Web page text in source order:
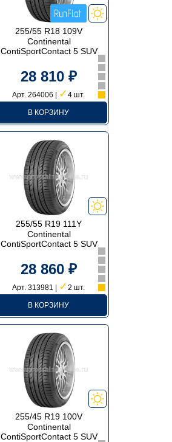
255/55 R18 109V
Continental
ContiSportContact 5 SUV
28 810 ₽
Арт. 264006 | ✓4 шт.
В КОРЗИНУ
255/55 R19 111Y
Continental
ContiSportContact 5 SUV
28 860 ₽
Арт. 313981 | ✓2 шт.
В КОРЗИНУ
255/45 R19 100V
Continental
ContiSportContact 5 SUV